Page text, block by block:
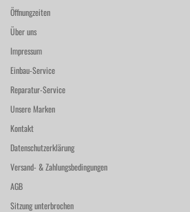
Öffnungzeiten
Über uns
Impressum
Einbau-Service
Reparatur-Service
Unsere Marken
Kontakt
Datenschutzerklärung
Versand- & Zahlungsbedingungen
AGB
Sitzung unterbrochen